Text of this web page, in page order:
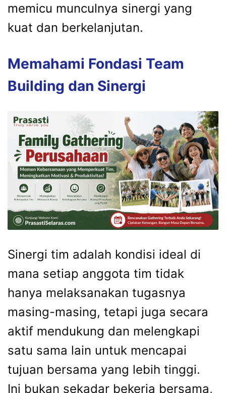
memicu munculnya sinergi yang
kuat dan berkelanjutan.
Memahami Fondasi Team
Building dan Sinergi
Sinergi tim adalah kondisi ideal di
mana setiap anggota tim tidak
hanya melaksanakan tugasnya
masing-masing, tetapi juga secara
aktif mendukung dan melengkapi
satu sama lain untuk mencapai
tujuan bersama yang lebih tinggi.
Ini bukan sekadar bekerja bersama,